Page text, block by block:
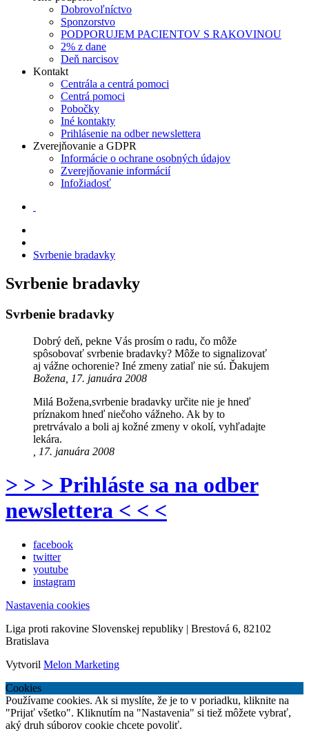
Dobrovoľníctvo
Sponzorstvo
PODPORUJEM PACIENTOV S RAKOVINOU
2% z dane
Deň narcisov
Kontakt
Centrála a centrá pomoci
Centrá pomoci
Pobočky
Iné kontakty
Prihlásenie na odber newslettera
Zverejňovanie a GDPR
Informácie o ochrane osobných údajov
Zverejňovanie informácií
Infožiadosť
Svrbenie bradavky
Svrbenie bradavky
Svrbenie bradavky
Dobrý deň, pekne Vás prosím o radu, čo môže
spôsobovať svrbenie bradavky? Môže to signalizovať
aj vážne ochorenie? Iné zmeny zatiaľ nie sú. Ďakujem
Božena, 17. januára 2008
Milá Božena,svrbenie bradavky určite nie je hneď
príznakom hneď niečoho vážneho. Ak by to
pretrvávalo a boli aj kožné zmeny v okolí, vyhľadajte
lekára.
, 17. januára 2008
> > > Prihláste sa na odber
newslettera < < <
facebook
twitter
youtube
instagram
Nastavenia cookies
Liga proti rakovine Slovenskej republiky | Brestová 6, 82102
Bratislava
Vytvoril Melon Marketing
Cookies
Používame cookies. Ak si myslíte, že je to v poriadku, kliknite na
"Prijať všetko". Kliknutím na "Nastavenia" si tiež môžete vybrať,
aký druh súborov cookie chcete povoliť.